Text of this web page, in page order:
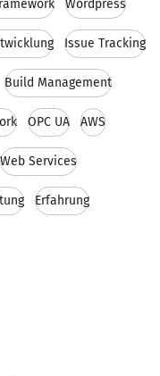
Wordpress
Issue Tracking
Build Management
OPC UA AWS
Web Services
Erfahrung